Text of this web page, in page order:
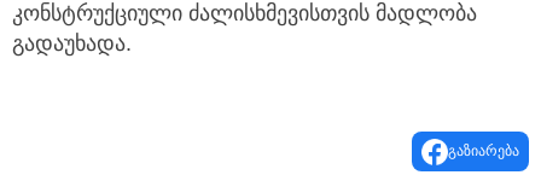
კონსტრუქციული ძალისხმევისთვის მადლობა
გადაუხადა.
გაზიარება